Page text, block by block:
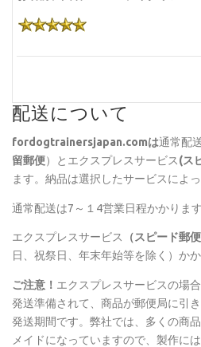
配送について
fordogtrainersjapan.comは通常配
留郵便）とエクスプレスサービス(ス
ます。納品は選択したサービスによっ
通常配送は7～１4営業日程かかります
エクスプレスサービス （スピード郵便
日、祝祭日、年末年始等を除く）かか
ご注意！ エクスプレスサービスの場合
発送準備されて、商品が郵便局に引
発送期間です。弊社では、多くの商
メイドになっていますので、製作に